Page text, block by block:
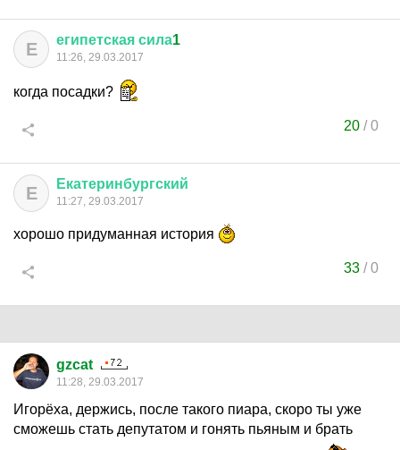
Е египетская сила1
11:26, 29.03.2017
когда посадки?
20 /0
Е Екатеринбургский
11:27, 29.03.2017
хорошо придуманная история
33 /0
gzcat
11:28, 29.03.2017
Игорёха, держись, после такого пиара, скоро ты уже
сможешь стать депутатом и гонять пьяным и брать